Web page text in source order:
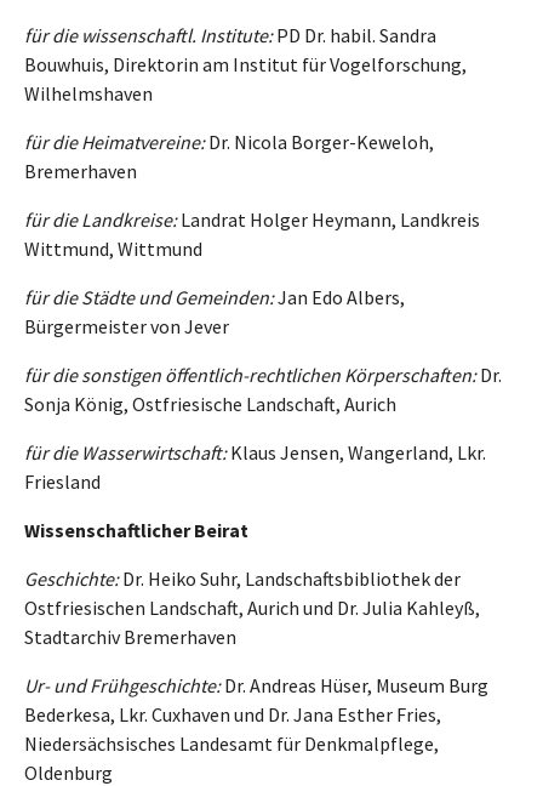
für die wissenschaftl. Institute:PD Dr. habil. Sandra
Bouwhuis, Direktorin am Institut für Vogelforschung,
Wilhelmshaven
für die Heimatvereine:Dr. Nicola Borger-Keweloh,
Bremerhaven
für die Landkreise:Landrat Holger Heymann, Landkreis
Wittmund, Wittmund
für die Städte und Gemeinden:Jan Edo Albers,
Bürgermeister von Jever
für die sonstigen öffentlich-rechtlichen Körperschaften:Dr.
Sonja König, Ostfriesische Landschaft, Aurich
für die Wasserwirtschaft:Klaus Jensen, Wangerland, Lkr.
Friesland
Wissenschaftlicher Beirat
Geschichte:Dr. Heiko Suhr, Landschaftsbibliothek der
Ostfriesischen Landschaft, Aurich und Dr. Julia Kahleyß,
Stadtarchiv Bremerhaven
Ur- und Frühgeschichte:Dr. Andreas Hüser, Museum Burg
Bederkesa, Lkr. Cuxhaven und Dr. Jana Esther Fries,
Niedersächsisches Landesamt für Denkmalpflege,
Oldenburg